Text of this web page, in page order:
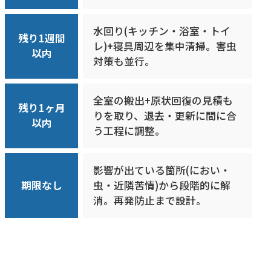
残り1週間
以内
水回り(キッチン・浴室・トイ
レ)+寝具周辺を集中清掃。害虫
対策も並行。
残り1ヶ月
以内
全室の搬出+原状回復の見積も
りを取り、退去・更新に間に合
う工程に調整。
期限なし
影響が出ている箇所(におい・
虫・近隣苦情)から段階的に解
消。再発防止まで設計。